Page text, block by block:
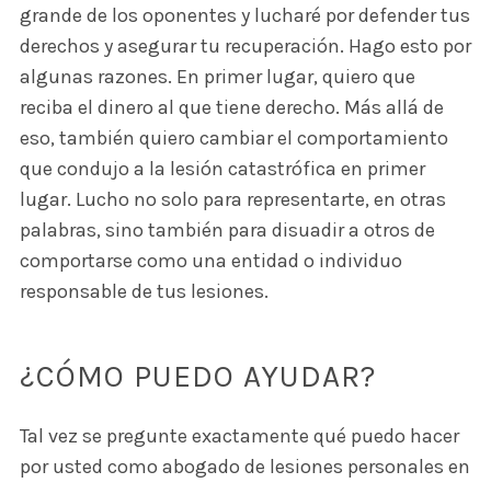
grande de los oponentes y lucharé por defender tus
derechos y asegurar tu recuperación. Hago esto por
algunas razones. En primer lugar, quiero que
reciba el dinero al que tiene derecho. Más allá de
eso, también quiero cambiar el comportamiento
que condujo a la lesión catastrófica en primer
lugar. Lucho no solo para representarte, en otras
palabras, sino también para disuadir a otros de
comportarse como una entidad o individuo
responsable de tus lesiones.
¿CÓMO PUEDO AYUDAR?
Tal vez se pregunte exactamente qué puedo hacer
por usted como abogado de lesiones personales en